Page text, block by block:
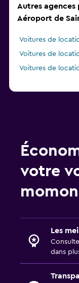
Autres agences
Aéroport de
Voitures de
Voitures de
Voitures de
votre
Les
dans